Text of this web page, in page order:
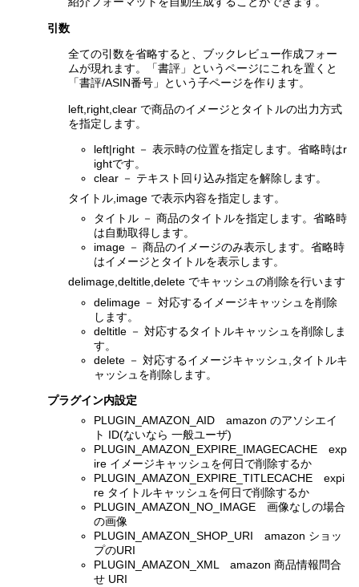
引数
全ての引数を省略すると、ブックレビュー作成フォー
ムが現れます。「書評」というページにこれを置くと
「書評/ASIN番号」という子ページを作ります。
left,right,clear で商品のイメージとタイトルの出力方式
を指定します。
left|right － 表示時の位置を指定します。省略時はr
ightです。
clear － テキスト回り込み指定を解除します。
タイトル,image で表示内容を指定します。
タイトル － 商品のタイトルを指定します。省略時
は自動取得します。
image － 商品のイメージのみ表示します。省略時
はイメージとタイトルを表示します。
delimage,deltitle,delete でキャッシュの削除を行います
delimage － 対応するイメージキャッシュを削除
します。
deltitle － 対応するタイトルキャッシュを削除しま
す。
delete － 対応するイメージキャッシュ,タイトルキ
ャッシュを削除します。
プラグイン内設定
PLUGIN_AMAZON_AID amazon のアソシエイ
ト ID(ないなら 一般ユーザ)
PLUGIN_AMAZON_EXPIRE_IMAGECACHE exp
ire イメージキャッシュを何日で削除するか
PLUGIN_AMAZON_EXPIRE_TITLECACHE expi
re タイトルキャッシュを何日で削除するか
PLUGIN_AMAZON_NO_IMAGE 画像なしの場合
の画像
PLUGIN_AMAZON_SHOP_URI amazon ショッ
プのURI
PLUGIN_AMAZON_XML amazon 商品情報問合
せ URI